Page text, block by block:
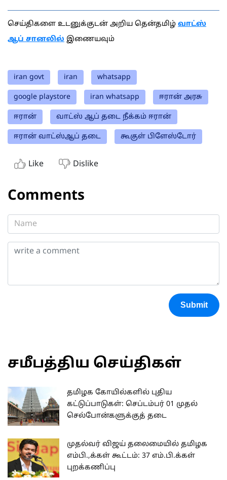
செய்திகளை உடனுக்குடன் அறிய தென்தமிழ் வாட்ஸ்
ஆப் சானலில் இணையவும்
iran govt iran whatsapp
google playstore iran whatsapp ஈரான் அரசு
ஈரான் வாட்ஸ் ஆப் தடை நீக்கம் ஈரான்
ஈரான் வாட்ஸ்ஆப் தடை கூகுள் பிளேஸ்டோர்
Like Dislike
Comments
Submit
சமீபத்திய செய்திகள்
தமிழக கோயில்களில் புதிய
கட்டுப்பாடுகள்: செப்டம்பர் 01 முதல்
செல்போன்களுக்குத் தடை
முதல்வர் விஜய் தலைமையில் தமிழக
எம்பி.,க்கள் கூட்டம்: 37 எம்.பி.க்கள்
புறக்கணிப்பு